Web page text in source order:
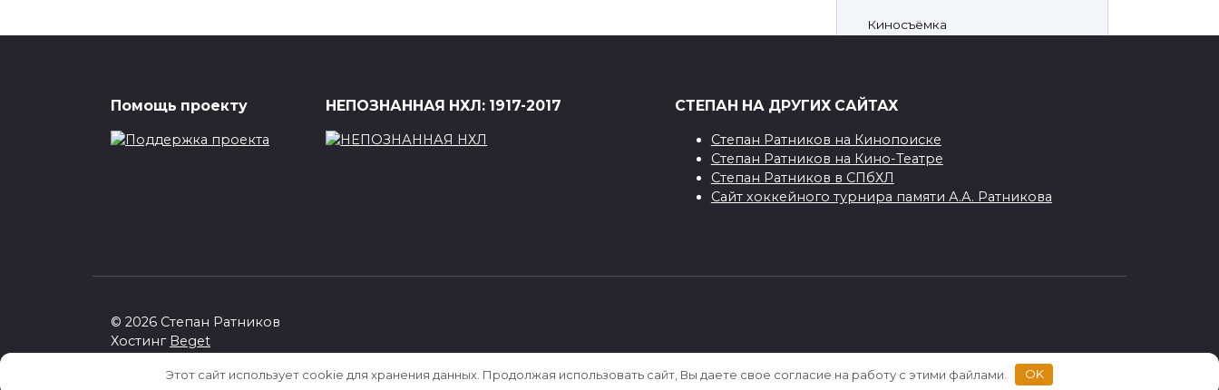
Киносъёмка
Непознанная НХЛ
Произведения
Помощь проекту НЕПОЗНАННАЯ НХЛ: 1917-2017 СТЕПАН НА ДРУГИХ САЙТАХ
Степан Ратников на Кинопоиске
Степан Ратников на Кино-Театре
Степан Ратников в СПбХЛ
Сайт хоккейного турнира памяти А.А. Ратникова
© 2026 Степан Ратников
Хостинг Beget
[sape block=1]
Этот сайт использует cookie для хранения данных. Продолжая использовать сайт, Вы даете свое согласие на работу с этими файлами. OK